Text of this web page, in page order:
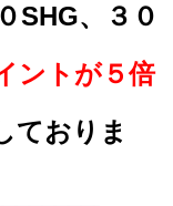
SHG、３０
ントが５倍
ておりま